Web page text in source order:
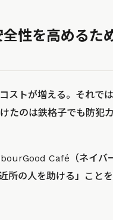
性を高めるた
ストが増える。それで
たのは鉄格子でも防犯
Café（ネイバ
所の人を助ける」こと